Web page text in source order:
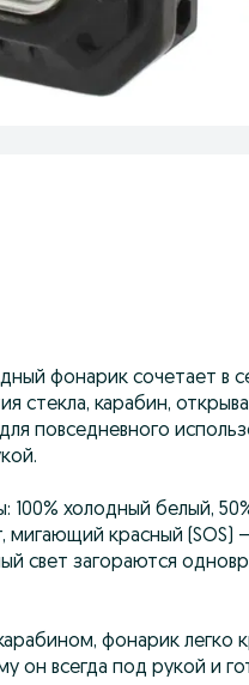
фонарик сочетает в
стекла, карабин,
повседневного
холодный белый,
мигающий красный
свет загораются
фонарик легко
всегда под рукой и